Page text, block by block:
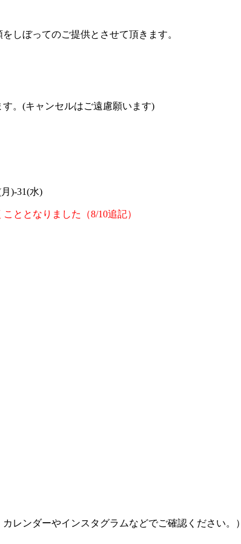
しぼってのご提供とさせて頂きます。
。(キャンセルはご遠慮願います)
)-31(水)
ととなりました（8/10追記）
レンダーやインスタグラムなどでご確認ください。）